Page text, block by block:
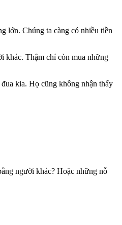
lớn. Chúng ta càng có nhiều tiền
khác. Thậm chí còn mua những
kia. Họ cũng không nhận thấy
người khác? Hoặc những nỗ